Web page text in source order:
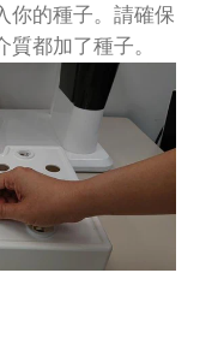
你的種子。請確保
都加了種子。